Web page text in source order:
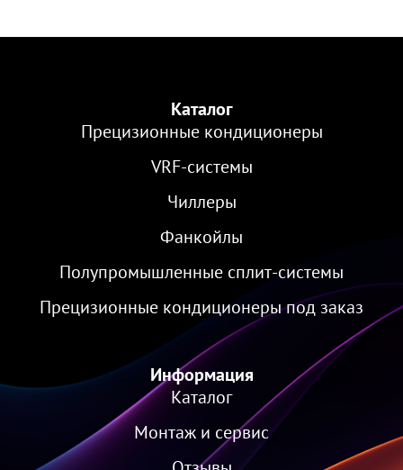
Каталог
Прецизионные кондиционеры
VRF-cистемы
Чиллеры
Фанкойлы
Полупромышленные сплит-системы
Прецизионные кондиционеры под заказ
Информация
Каталог
Монтаж и сервис